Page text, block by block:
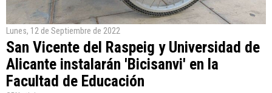
Lunes, 12 de Septiembre de 2022
San Vicente del Raspeig y Universidad de
Alicante instalarán 'Bicisanvi' en la
Facultad de Educación